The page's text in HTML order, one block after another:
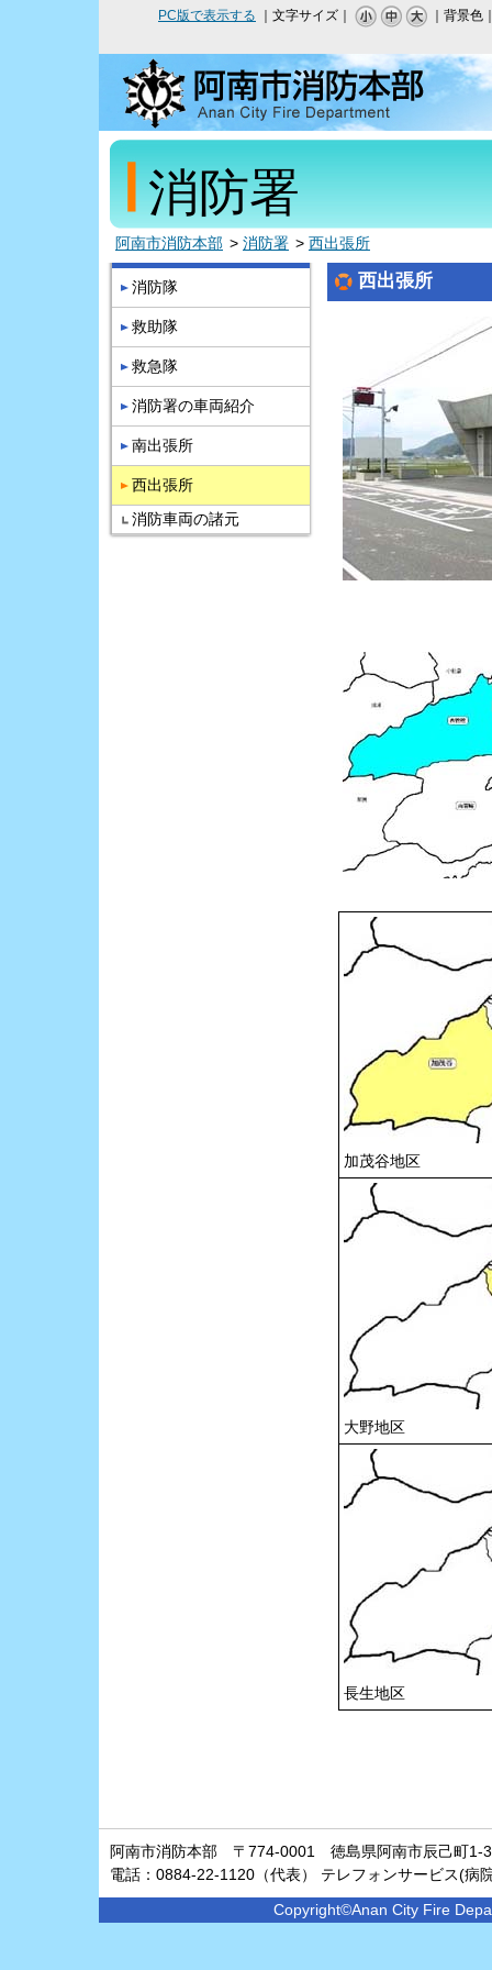
PC版で表示する ｜文字サイズ｜ ｜背景色
消防署
阿南市消防本部 消防署 西出張所
西出張所
加茂谷地区
大野地区
長生地区
消防隊
救助隊
救急隊
消防署の車両紹介
南出張所
西出張所
消防車両の諸元
阿南市消防本部 〒774-0001 徳島県阿南市辰己町1-
電話：0884-22-1120（代表） テレフォンサービス(
Copyright©Anan City Fire